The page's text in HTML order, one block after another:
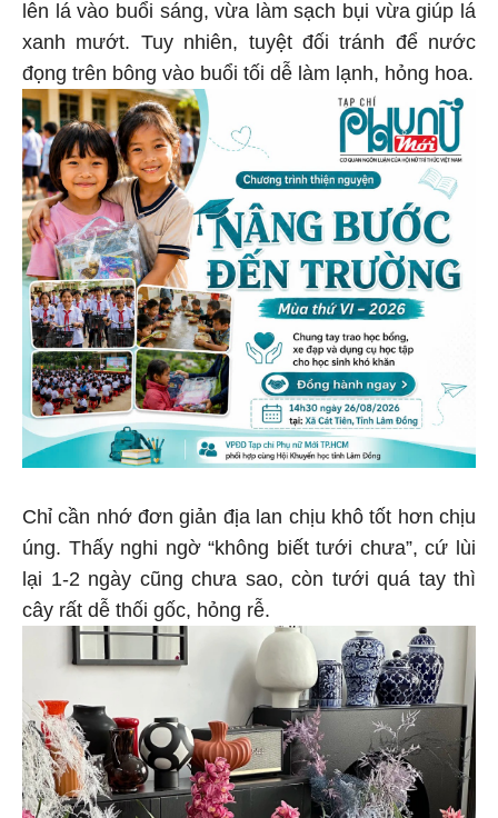
lên lá vào buổi sáng, vừa làm sạch bụi vừa giúp lá
xanh mướt. Tuy nhiên, tuyệt đối tránh để nước
đọng trên bông vào buổi tối dễ làm lạnh, hỏng hoa.
Chỉ cần nhớ đơn giản địa lan chịu khô tốt hơn chịu
úng. Thấy nghi ngờ “không biết tưới chưa”, cứ lùi
lại 1-2 ngày cũng chưa sao, còn tưới quá tay thì
cây rất dễ thối gốc, hỏng rễ.